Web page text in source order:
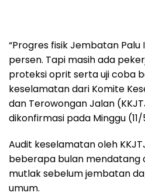
“Progres fisik Jembatan Palu
persen. Tapi masih ada
proteksi oprit serta uji coba
keselamatan dari Komite
dan Terowongan Jalan
dikonfirmasi pada Minggu
Audit keselamatan oleh
beberapa bulan mendatang
mutlak sebelum jembatan
umum.